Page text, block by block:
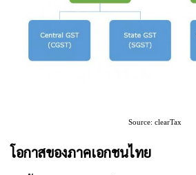
Source: clearTax
โอกาสของภาคเอกชนไทย